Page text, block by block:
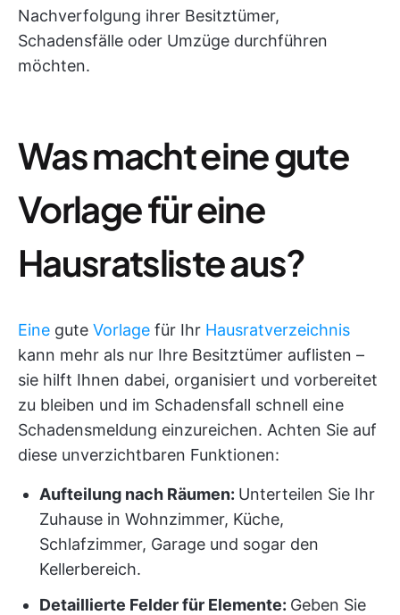
Nachverfolgung ihrer Besitztümer,
Schadensfälle oder Umzüge durchführen
möchten.
Was macht eine gute
Vorlage für eine
Hausratsliste aus?
Eine gute Vorlage für Ihr Hausratverzeichnis
kann mehr als nur Ihre Besitztümer auflisten –
sie hilft Ihnen dabei, organisiert und vorbereitet
zu bleiben und im Schadensfall schnell eine
Schadensmeldung einzureichen. Achten Sie auf
diese unverzichtbaren Funktionen:
Aufteilung nach Räumen: Unterteilen Sie Ihr
Zuhause in Wohnzimmer, Küche,
Schlafzimmer, Garage und sogar den
Kellerbereich.
Detaillierte Felder für Elemente: Geben Sie